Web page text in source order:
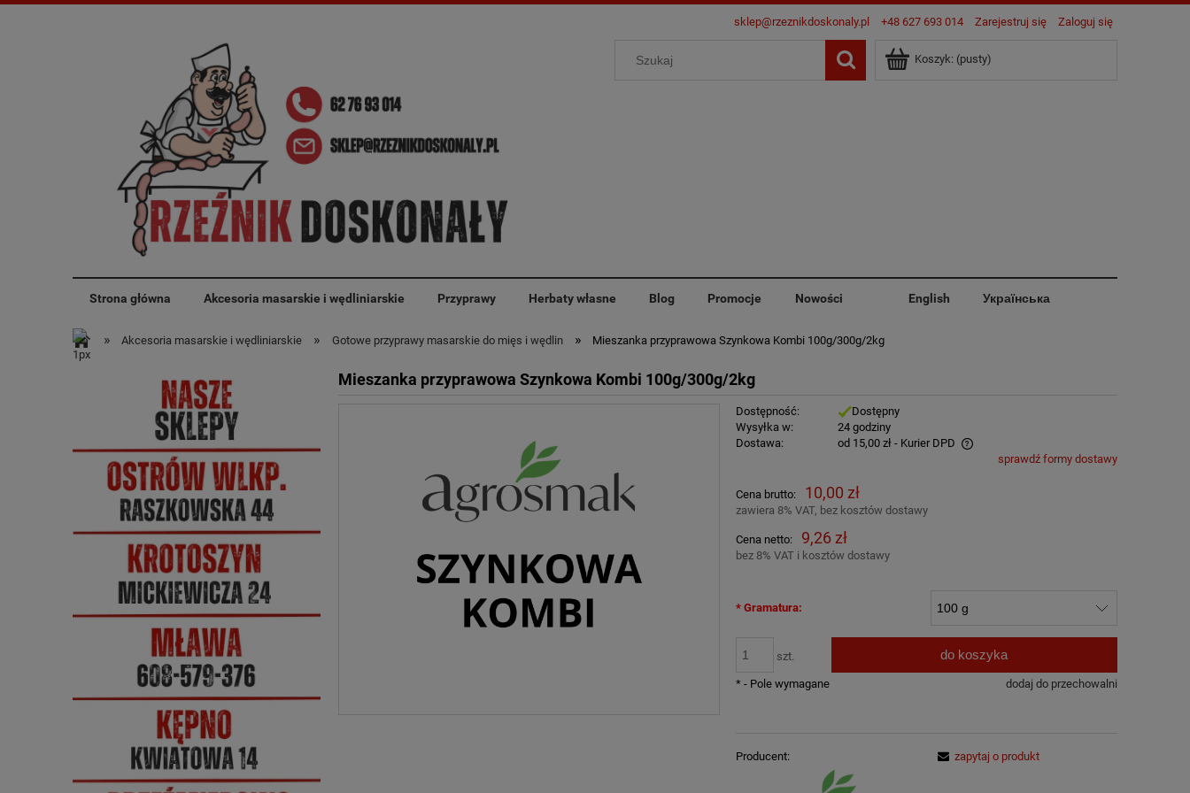
sklep@rzeznikdoskonaly.pl +48 627 693 014 Zarejestruj się Zaloguj się
Koszyk: (pusty)
Strona główna Akcesoria masarskie i wędliniarskie Przyprawy Herbaty własne Blog Promocje Nowości English Українська
» Akcesoria masarskie i wędliniarskie » Gotowe przyprawy masarskie do mięs i wędlin » Mieszanka przyprawowa Szynkowa Kombi 100g/300g/2kg
Mieszanka przyprawowa Szynkowa Kombi 100g/300g/2kg
Dostępność:
Dostępny
Wysyłka w:
24 godziny
Dostawa:
od 15,00 zł - Kurier DPD
Cena nie zawiera ewentualnych kosztów
płatności
sprawdź formy dostawy
Cena brutto: 10,00 zł
zawiera 8% VAT, bez kosztów dostawy
Cena netto: 9,26 zł
bez 8% VAT i kosztów dostawy
* Gramatura:
szt. do koszyka
dodaj do przechowalni
* - Pole wymagane
Producent: zapytaj o produkt